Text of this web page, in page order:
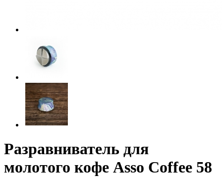
Разравниватель для
молотого кофе Asso Coffee 58